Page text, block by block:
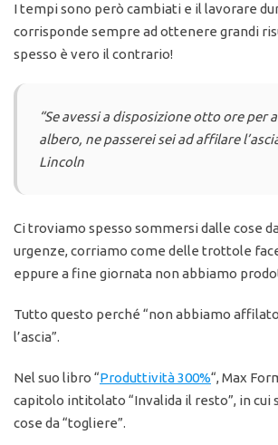
I tempi sono però cambiati e il lavorare
corrisponde sempre ad ottenere grandi
spesso è vero il contrario!
“Se avessi a disposizione otto ore per
albero, ne passerei sei ad affilare
Lincoln
Ci troviamo spesso sommersi dalle cose
urgenze, corriamo come delle trottole
eppure a fine giornata non abbiamo
Tutto questo perché “non abbiamo
l’ascia”.
Nel suo libro “Produttività 300%“, Max
capitolo intitolato “Invalida il resto”, in cui
cose da “togliere”.